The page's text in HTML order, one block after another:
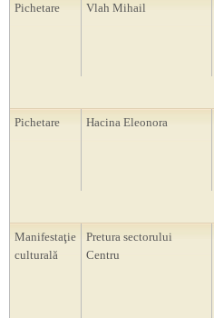
Pichetare Vlah Mihail
Pichetare Hacina Eleonora
Manifestaţie
culturală
Pretura sectorului
Centru